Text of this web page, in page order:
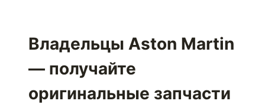
Владельцы Aston Martin
— получайте
оригинальные запчасти